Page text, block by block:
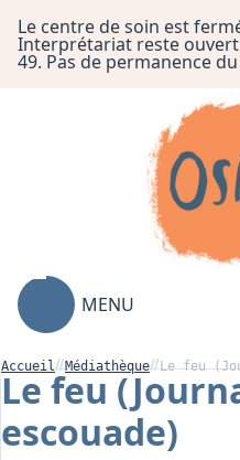
Le centre de soin est
Interprétariat reste ouvert
49. Pas de permanence
MENU
Association
Accueil Médiathèque Le feu
Le feu
escouade)